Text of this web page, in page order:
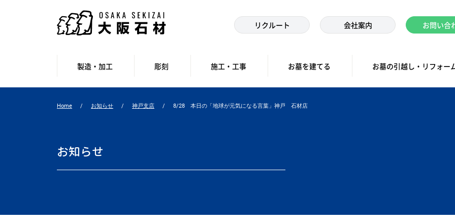
リクルート 会社案内 お問い合
製造・加工 彫刻 施工・工事 お墓を建てる お墓の引越し・リフォー
Home お知らせ 神戸支店 8/28 本日の「地球が元気になる言葉」神戸 石材店
お知らせ